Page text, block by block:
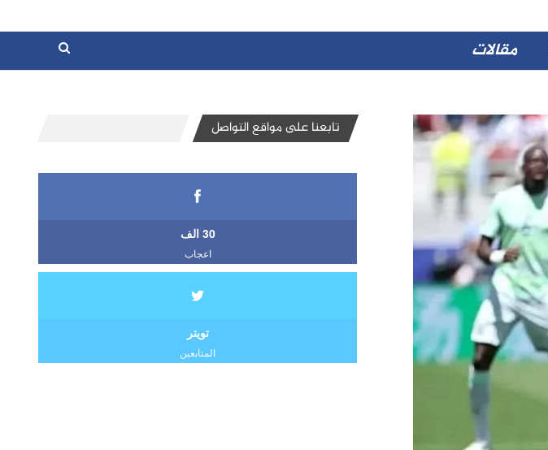
مقالات
تابعنا على مواقع التواصل
30 الف
اعجاب
تويتر
المتابعين